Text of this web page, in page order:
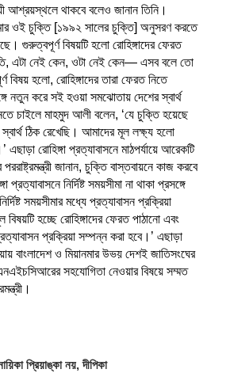
d
o
w
w
i
n
d
o
w
)
d
o
w
d
o
w
)
i
n
d
o
w
d
o
w
)
আশ্রয়স্থলে থাকবে বলেও জানান তিনি।
ওই চুক্তি [১৯৯২ সালের চুক্তি] অনুসরণ করতে
গুরুত্বপূর্ণ বিষয়টি হলো রোহিঙ্গাদের ফেরত
এটা নেই কেন, ওটা নেই কেন— এসব বলে তো
হলো, রোহিঙ্গাদের তারা ফেরত নিতে
নতুন করে সই হওয়া সমঝোতায় দেশের স্বার্থ
চাইলে মাহমুদ আলী বলেন, ‘যে চুক্তি হয়েছে
ঠিক রেখেছি। আমাদের মূল লক্ষ্য হলো
এছাড়া রোহিঙ্গা প্রত্যাবাসনে মাঠপর্যায়ে আরেকটি
জানান, চুক্তি বাস্তবায়নে কাজ করবে
প্রত্যাবাসনে নির্দিষ্ট সময়সীমা না থাকা প্রসঙ্গে
সময়সীমার মধ্যে প্রত্যাবাসন প্রক্রিয়া
হচ্ছে রোহিঙ্গাদের ফেরত পাঠানো এবং
প্রক্রিয়া সম্পন্ন করা হবে।’ এছাড়া
বাংলাদেশ ও মিয়ানমার উভয় দেশই জাতিসংঘের
সহযোগিতা নেওয়ার বিষয়ে সম্মত
প্রিয়াঙ্কা নয়, দীপিকা